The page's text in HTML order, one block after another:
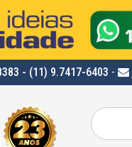
- (11) 9.7417-6403 -
Pesquisar
por: